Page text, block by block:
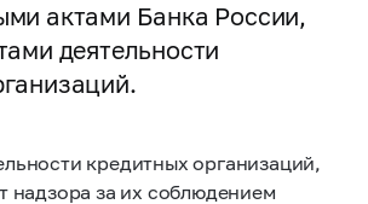
актами Банка России,
деятельности
кредитных организаций,
надзора за их соблюдением